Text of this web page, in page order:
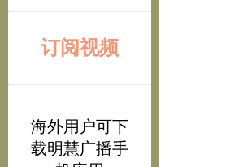
订阅视频
海外用户可下
载明慧广播手